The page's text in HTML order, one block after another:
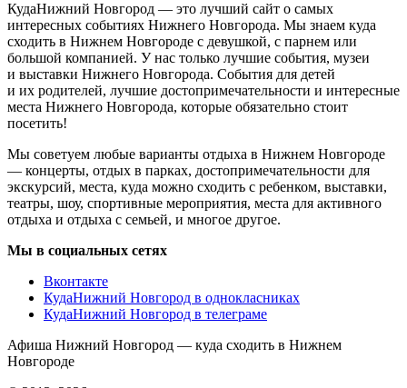
КудаНижний Новгород — это лучший сайт о самых
интересных событиях Нижнего Новгорода. Мы знаем куда
сходить в Нижнем Новгороде с девушкой, с парнем или
большой компанией. У нас только лучшие события, музеи
и выставки Нижнего Новгорода. События для детей
и их родителей, лучшие достопримечательности и интересные
места Нижнего Новгорода, которые обязательно стоит
посетить!
Мы советуем любые варианты отдыха в Нижнем Новгороде
— концерты, отдых в парках, достопримечательности для
экскурсий, места, куда можно сходить с ребенком, выставки,
театры, шоу, спортивные мероприятия, места для активного
отдыха и отдыха с семьей, и многое другое.
Мы в социальных сетях
Вконтакте
КудаНижний Новгород в однокласниках
КудаНижний Новгород в телеграме
Афиша Нижний Новгород — куда сходить в Нижнем
Новгороде